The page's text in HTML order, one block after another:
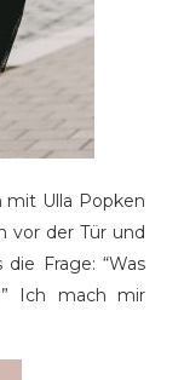
mit Ulla Popken
vor der Tür und
Frage: “Was
Ich mach mir